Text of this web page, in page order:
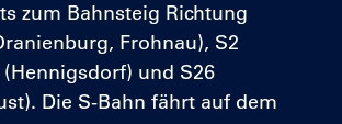
zum Bahnsteig Richtung
Frohnau), S2
(Hennigsdorf) und S26
Die S-Bahn fährt auf dem